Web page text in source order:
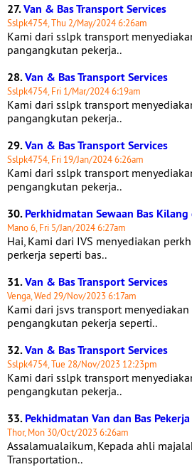
27.Van & Bas Transport Services
Sslpk4754, Thu 2/May/2024 6:26am
Kami dari sslpk transport
pangangkutan pekerja..
28.Van & Bas Transport Services
Sslpk4754, Fri 1/Mar/2024 6:19am
Kami dari sslpk transport
pangangkutan pekerja..
29.Van & Bas Transport Services
Sslpk4754, Fri 19/Jan/2024 6:26am
Kami dari sslpk transport
pengangkutan pekerja..
30.Perkhidmatan Sewaan Bas
Mano 6, Fri 5/Jan/2024 6:27am
Hai, Kami dari IVS menyediakan
perkerja seperti bas..
31.Van & Bas Transport Services
Venga, Wed 29/Nov/2023 6:17am
Kami dari jsvs transport
pengangkutan pekerja seperti..
32.Van & Bas Transport Services
Sslpk4754, Tue 28/Nov/2023 12:23pm
Kami dari sslpk transport
pengangkutan pekerja..
33.Pekhidmatan Van dan Bas Pekerja
Thor, Mon 30/Oct/2023 6:26am
Assalamualaikum, Kepada ahli
Transportation..